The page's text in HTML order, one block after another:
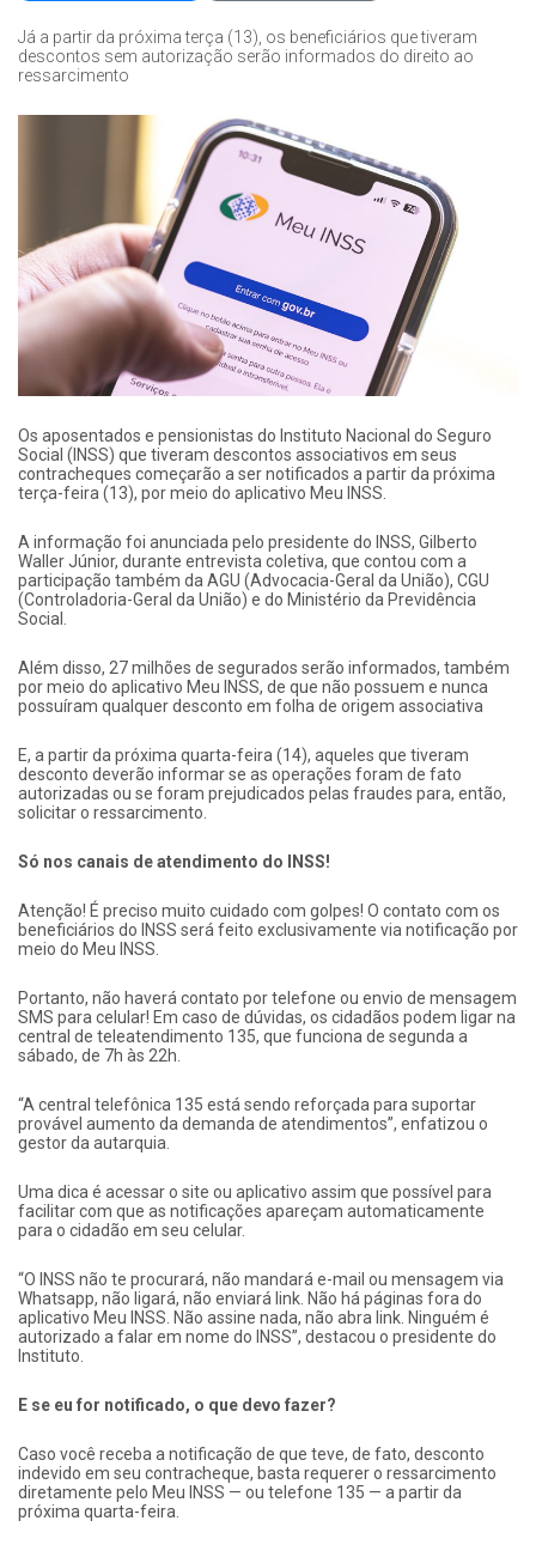
Já a partir da próxima terça (13), os beneficiários que tiveram
descontos sem autorização serão informados do direito ao
ressarcimento
Os aposentados e pensionistas do Instituto Nacional do Seguro
Social (INSS) que tiveram descontos associativos em seus
contracheques começarão a ser notificados a partir da próxima
terça-feira (13), por meio do aplicativo Meu INSS.
A informação foi anunciada pelo presidente do INSS, Gilberto
Waller Júnior, durante entrevista coletiva, que contou com a
participação também da AGU (Advocacia-Geral da União), CGU
(Controladoria-Geral da União) e do Ministério da Previdência
Social.
Além disso, 27 milhões de segurados serão informados, também
por meio do aplicativo Meu INSS, de que não possuem e nunca
possuíram qualquer desconto em folha de origem associativa
E, a partir da próxima quarta-feira (14), aqueles que tiveram
desconto deverão informar se as operações foram de fato
autorizadas ou se foram prejudicados pelas fraudes para, então,
solicitar o ressarcimento.
Só nos canais de atendimento do INSS!
Atenção! É preciso muito cuidado com golpes! O contato com os
beneficiários do INSS será feito exclusivamente via notificação por
meio do Meu INSS.
Portanto, não haverá contato por telefone ou envio de mensagem
SMS para celular! Em caso de dúvidas, os cidadãos podem ligar na
central de teleatendimento 135, que funciona de segunda a
sábado, de 7h às 22h.
“A central telefônica 135 está sendo reforçada para suportar
provável aumento da demanda de atendimentos”, enfatizou o
gestor da autarquia.
Uma dica é acessar o site ou aplicativo assim que possível para
facilitar com que as notificações apareçam automaticamente
para o cidadão em seu celular.
“O INSS não te procurará, não mandará e-mail ou mensagem via
Whatsapp, não ligará, não enviará link. Não há páginas fora do
aplicativo Meu INSS. Não assine nada, não abra link. Ninguém é
autorizado a falar em nome do INSS”, destacou o presidente do
Instituto.
E se eu for notificado, o que devo fazer?
Caso você receba a notificação de que teve, de fato, desconto
indevido em seu contracheque, basta requerer o ressarcimento
diretamente pelo Meu INSS — ou telefone 135 — a partir da
próxima quarta-feira.